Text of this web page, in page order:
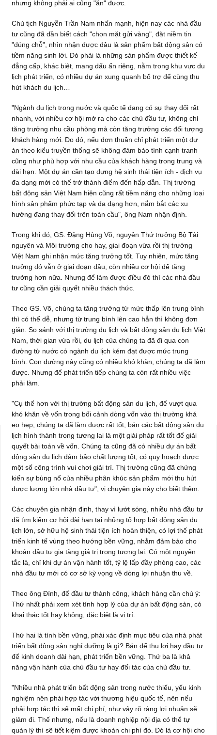
nhưng không phải ai cũng "ăn" được.
Chủ tịch Nguyễn Trần Nam nhấn mạnh, hiện nay các nhà đầu
tư cũng đã dần biết cách "chọn mặt gửi vàng", đặt niềm tin
"đúng chỗ", nhìn nhận được đâu là sản phẩm bất động sản có
tiềm năng sinh lời. Đó phải là những sản phẩm được thiết kế
đẳng cấp, khác biệt, mang dấu ấn riêng, nằm trong khu vực du
lịch phát triển, có nhiều dự án xung quanh bổ trợ để cùng thu
hút khách du lịch…
"Ngành du lịch trong nước và quốc tế đang có sự thay đổi rất
nhanh, với nhiều cơ hội mở ra cho các chủ đầu tư, không chỉ
tăng trưởng nhu cầu phòng mà còn tăng trưởng các đối tượng
khách hàng mới. Do đó, nếu đơn thuần chỉ phát triển một dự
án theo kiểu truyền thống sẽ không đảm bảo tính cạnh tranh
cũng như phù hợp với nhu cầu của khách hàng trong trung và
dài hạn. Một dự án cần tạo dựng hệ sinh thái tiện ích - dịch vụ
đa dạng mới có thể trở thành điểm đến hấp dẫn. Thị trường
bất động sản Việt Nam hiện cũng rất tiềm năng cho những loại
hình sản phẩm phức tạp và đa dạng hơn, nắm bắt các xu
hướng đang thay đổi trên toàn cầu", ông Nam nhận định.
Trong khi đó, GS. Đặng Hùng Võ, nguyên Thứ trưởng Bộ Tài
nguyên và Môi trường cho hay, giai đoạn vừa rồi thị trường
Việt Nam ghi nhận mức tăng trưởng tốt. Tuy nhiên, mức tăng
trưởng đó vẫn ở giai đoạn đầu, còn nhiều cơ hội để tăng
trưởng hơn nữa. Nhưng để làm được điều đó thì các nhà đầu
tư cũng cần giải quyết nhiều thách thức.
Theo GS. Võ, chúng ta tăng trưởng từ mức thấp lên trung bình
thì có thể dễ, nhưng từ trung bình lên cao hẳn thì không đơn
giản. So sánh với thị trường du lịch và bất động sản du lịch Việt
Nam, thời gian vừa rồi, du lịch của chúng ta đã đi qua con
đường từ nước có ngành du lịch kém đạt được mức trung
bình. Con đường này cũng có nhiều khó khăn, chúng ta đã làm
được. Nhưng để phát triển tiếp chúng ta còn rất nhiều việc
phải làm.
"Cụ thể hơn với thị trường bất động sản du lịch, để vượt qua
khó khăn về vốn trong bối cảnh dòng vốn vào thị trường khá
eo hẹp, chúng ta đã làm được rất tốt, bán các bất động sản du
lịch hình thành trong tương lai là một giải pháp rất tốt để giải
quyết bài toán về vốn. Chúng ta cũng đã có nhiều dự án bất
động sản du lịch đảm bảo chất lượng tốt, có quy hoạch được
một số công trình vui chơi giải trí. Thị trường cũng đã chứng
kiến sự bùng nổ của nhiều phân khúc sản phẩm mới thu hút
được lượng lớn nhà đầu tư", vị chuyên gia này cho biết thêm.
Các chuyên gia nhận định, thay vì lướt sóng, nhiều nhà đầu tư
đã tìm kiếm cơ hội dài hạn tại những tổ hợp bất động sản du
lịch lớn, sở hữu hệ sinh thái tiện ích hoàn thiện, có lợi thế phát
triển kinh tế vùng theo hướng bền vững, nhằm đảm bảo cho
khoản đầu tư gia tăng giá trị trong tương lai. Có một nguyên
tắc là, chỉ khi dự án vận hành tốt, tỷ lệ lấp đầy phòng cao, các
nhà đầu tư mới có cơ sở kỳ vọng về dòng lợi nhuận thu về.
Theo ông Đính, để đầu tư thành công, khách hàng cần chú ý:
Thứ nhất phải xem xét tính hợp lý của dự án bất động sản, có
khai thác tốt hay không, đặc biệt là vị trí.
Thứ hai là tính bền vững, phải xác định mục tiêu của nhà phát
triển bất động sản nghỉ dưỡng là gì? Bán để thu lợi hay đầu tư
để kinh doanh dài hạn, phát triển bền vững. Thứ ba là khả
năng vận hành của chủ đầu tư hay đối tác của chủ đầu tư.
"Nhiều nhà phát triển bất động sản trong nước thiếu, yếu kinh
nghiệm nên phải hợp tác với thương hiệu quốc tế, nên nếu
phải hợp tác thì sẽ mất chi phí, như vậy rõ ràng lợi nhuận sẽ
giảm đi. Thế nhưng, nếu là doanh nghiệp nội địa có thể tự
quản lý thì sẽ tiết kiệm được khoản chi phí đó. Đó là cơ hội cho